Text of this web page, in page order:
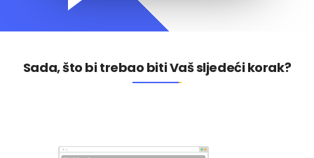
Sada, što bi trebao biti Vaš sljedeći korak?